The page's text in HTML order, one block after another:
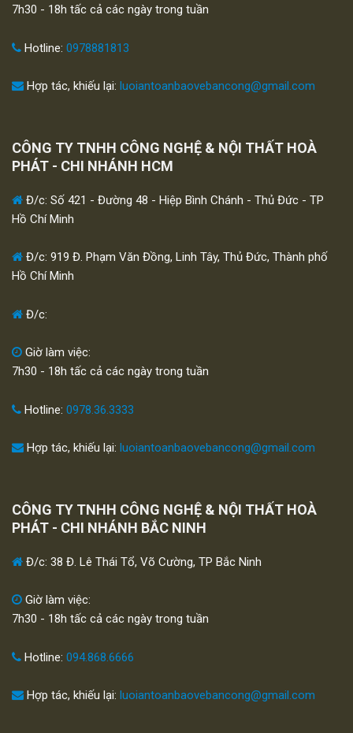
7h30 - 18h tấc cả các ngày trong tuần
Hotline: 0978881813
Hợp tác, khiếu lại: luoiantoanbaovebancong@gmail.com
CÔNG TY TNHH CÔNG NGHỆ & NỘI THẤT HOÀ
PHÁT - CHI NHÁNH HCM
Đ/c: Số 421 - Đường 48 - Hiệp Bình Chánh - Thủ Đức - TP
Hồ Chí Minh
Đ/c: 919 Đ. Phạm Văn Đồng, Linh Tây, Thủ Đức, Thành phố
Hồ Chí Minh
Đ/c:
Giờ làm việc:
7h30 - 18h tấc cả các ngày trong tuần
Hotline: 0978.36.3333
Hợp tác, khiếu lại: luoiantoanbaovebancong@gmail.com
CÔNG TY TNHH CÔNG NGHỆ & NỘI THẤT HOÀ
PHÁT - CHI NHÁNH BẮC NINH
Đ/c: 38 Đ. Lê Thái Tổ, Võ Cường, TP Bắc Ninh
Giờ làm việc:
7h30 - 18h tấc cả các ngày trong tuần
Hotline: 094.868.6666
Hợp tác, khiếu lại: luoiantoanbaovebancong@gmail.com